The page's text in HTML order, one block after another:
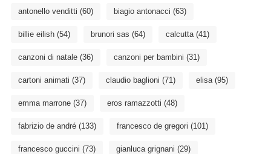
antonello venditti (60) biagio antonacci (63)
billie eilish(54) brunori sas (64) calcutta(41)
canzoni di natale(36) canzoni per bambini (31)
cartoni animati (37) claudio baglioni (71) elisa(95)
emma marrone(37) eros ramazzotti (48)
fabrizio de andré(133) francesco de gregori (101)
francesco guccini (73) gianluca grignani (29)